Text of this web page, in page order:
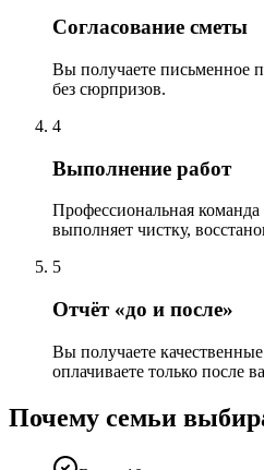
Согласование сметы
Вы получаете письменное
без сюрпризов.
4
Выполнение работ
Профессиональная
выполняет чистку,
5
Отчёт «до и после»
Вы получаете качественные
оплачиваете только после
Почему семьи